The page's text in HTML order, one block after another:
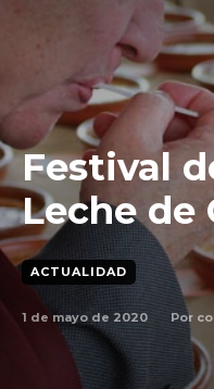
Festival
Leche de
ACTUALIDAD
1 de mayo de 2020 Por